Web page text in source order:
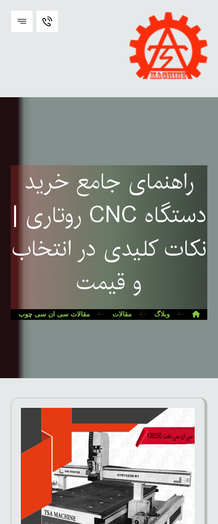
راهنمای جامع خرید
دستگاه CNC روتاری |
نکات کلیدی در انتخاب
و قیمت
وبلاگ مقالات مقالات سی ان سی چوب